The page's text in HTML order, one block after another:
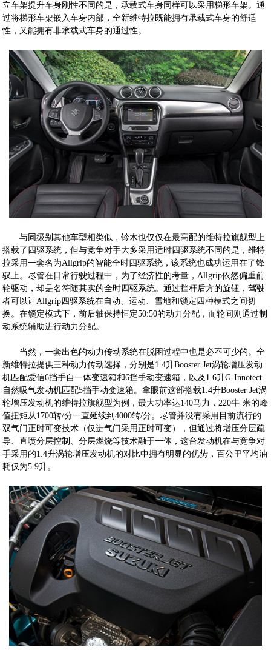
立车架提升车身刚性不同的是，承载式车身同样可以采用梯形车架。通
过将梯形车架嵌入车身内部，全新维特拉既能拥有承载式车身的舒适
性，又能拥有非承载式车身的通过性。
与同级别其他车型相类似，铃木也仅仅在最高配的维特拉旗舰型上
搭载了四驱系统，但与竞争对手大多采用适时四驱系统不同的是，维特
拉采用一套名为Allgrip的智能全时四驱系统，该系统也成功运用在了锋
驭上。尽管在日常行驶过程中，为了经济性的考量，Allgrip依然偏重前
轮驱动，却是名符随其实的全时四驱系统。通过挡杆后方的旋钮，驾驶
者可以让Allgrip四驱系统在自动、运动、雪地和锁定四种模式之间切
换。在锁定模式下，前后轴保持恒定50:50的动力分配，而轮间则通过制
动系统辅助进行动力分配。
当然，一套出色的动力传动系统在脱困过程中也是必不可少的。全
新维特拉提供三种动力传动选择，分别是1.4升Booster Jet涡轮增压发动
机匹配爱信6挡手自一体变速箱和6挡手动变速箱，以及1.6升G-Innotect
自然吸气发动机匹配5挡手动变速箱。拿眼前这部搭载1.4升Booster Jet涡
轮增压发动机的维特拉旗舰型为例，最大功率达140马力，220牛·米的峰
值扭矩从1700转/分一直延续到4000转/分。尽管并没有采用目前流行的
双气门正时可变技术（仅进气门采用正时可变），但通过将增压分层疏
导、直喷分层控制、分层燃烧等技术融于一体，这台发动机在与竞争对
手采用的1.4升涡轮增压发动机的对比中拥有明显的优势，百公里平均油
耗仅为5.9升。